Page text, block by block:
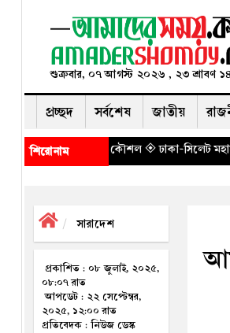
শুক্রবার, ০৭ আগস্ট ২০২৬ , ২৩ শ্রাবণ
প্রচ্ছদ সর্বশেষ জাতীয়
শিরোনাম
কৌশল◈ ঢাকা-সিলেট মহাসড়কে দুই বাসের
সারাদেশ
প্রকাশিত : ০৮ জুলাই, ২০২৫,
০৮:০৭ রাত
আপডেট : ২২ সেপ্টেম্বর,
২০২৫, ১২:০০ রাত
প্রতিবেদক : নিউজ ডেস্ক